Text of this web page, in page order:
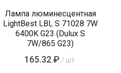
Лампа люминесцентная
LightBest LBL S 71028 7W
6400K G23 (Dulux S
7W/865 G23)
165.32 ₽ / шт.